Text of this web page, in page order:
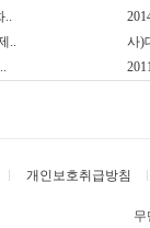
..
..
사)
개인보호취급방침
무